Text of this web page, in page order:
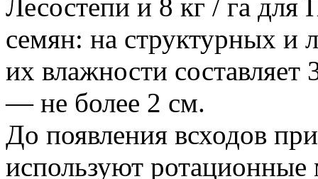
Лесостепи и 8 кг / га для
семян: на структурных и
их влажности
— не более 2 см.
До появления всходов
используют ротационные